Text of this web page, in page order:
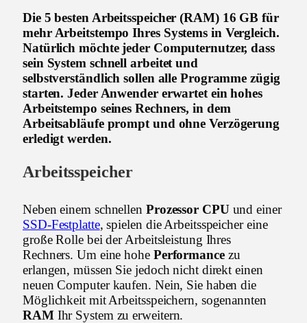
Die 5 besten Arbeitsspeicher (RAM) 16 GB für
mehr Arbeitstempo Ihres Systems in Vergleich.
Natürlich möchte jeder Computernutzer, dass
sein System schnell arbeitet und
selbstverständlich sollen alle Programme zügig
starten. Jeder Anwender erwartet ein hohes
Arbeitstempo seines Rechners, in dem
Arbeitsabläufe prompt und ohne Verzögerung
erledigt werden.
Arbeitsspeicher
Neben einem schnellen Prozessor CPUund einer
SSD-Festplatte, spielen die Arbeitsspeicher eine
große Rolle bei der Arbeitsleistung Ihres
Rechners. Um eine hohe Performancezu
erlangen, müssen Sie jedoch nicht direkt einen
neuen Computer kaufen. Nein, Sie haben die
Möglichkeit mit Arbeitsspeichern, sogenannten
RAMIhr System zu erweitern.